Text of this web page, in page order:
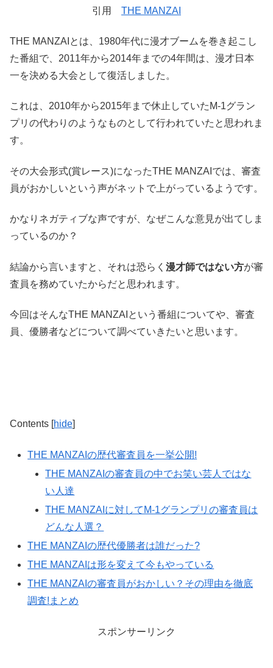
引用 THE MANZAI
THE MANZAIとは、1980年代に漫才ブームを巻き起こし
た番組で、2011年から2014年までの4年間は、 漫才日本
一を決める大会として復活しました。
これは、2010年から2015年まで休止していたM-1グラン
プリの代わりのようなものとして行われていたと思われま
す。
その大会形式(賞レース)になったTHE MANZAIでは、 審査
員がおかしいという声がネットで上がっているようです。
かなりネガティブな声ですが、なぜこんな意見が出てしま
っているのか？
結論から言いますと、それは恐らく 漫才師ではない方が審
査員を務めていたからだと思われます。
今回はそんなTHE MANZAIという番組についてや、審査
員、優勝者などについて調べていきたいと思います。
Contents [hide]
THE MANZAIの歴代審査員を一挙公開!
THE MANZAIの審査員の中でお笑い芸人ではな
い人達
THE MANZAIに対してM-1グランプリの審査員は
どんな人選？
THE MANZAIの歴代優勝者は誰だった?
THE MANZAIは形を変えて今もやっている
THE MANZAIの審査員がおかしい？その理由を徹底
調査!まとめ
スポンサーリンク